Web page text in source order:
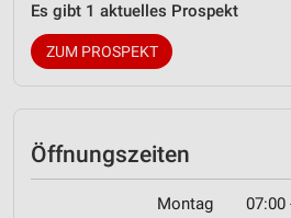
Es gibt 1 aktuelles Prospekt
ZUM PROSPEKT
Öffnungszeiten
Montag 07:00